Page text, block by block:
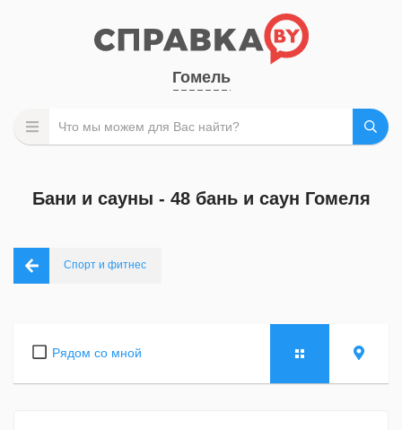
Гомель
Бани и сауны - 48 бань и саун Гомеля
Спорт и фитнес
Рядом со мной